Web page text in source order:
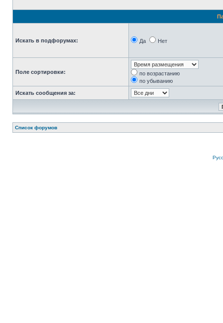
Искать в подфорумах: Да Нет
Поле сортировки:
по возрастанию
по убыванию
Искать сообщения за:
Список форумов